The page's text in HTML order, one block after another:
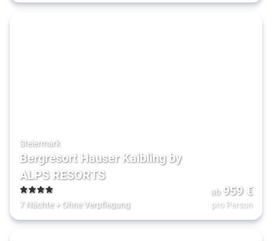
Steiermark
Bergresort Hauser Kaibling by
ALPS RESORTS
4
7 Nächte+ Ohne Verpflegung
ab 959€
pro Person